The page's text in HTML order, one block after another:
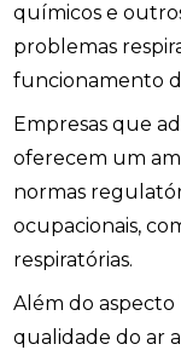
químicos e
problemas
funcionamento
Empresas que
oferecem um
normas
ocupacionais,
respiratórias.
Além do aspecto
qualidade do ar